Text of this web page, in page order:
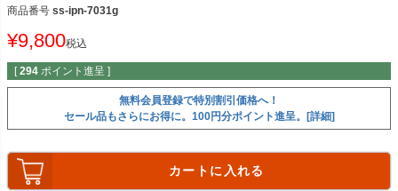
商品番号 ss-ipn-7031g
¥9,800税込
[ 294 ポイント進呈 ]
無料会員登録で特別割引価格へ！
セール品もさらにお得に。100円分ポイント進呈。[詳細]
カートに入れる